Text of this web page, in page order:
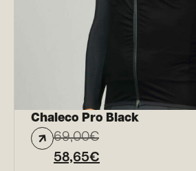
Chaleco Pro Black
69,00€
58,65€